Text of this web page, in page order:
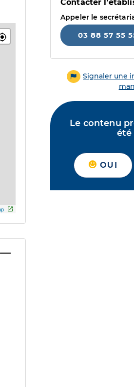
Contacter
Appeler le
03 88 57 55
Signaler une
Le contenu
été
OUI